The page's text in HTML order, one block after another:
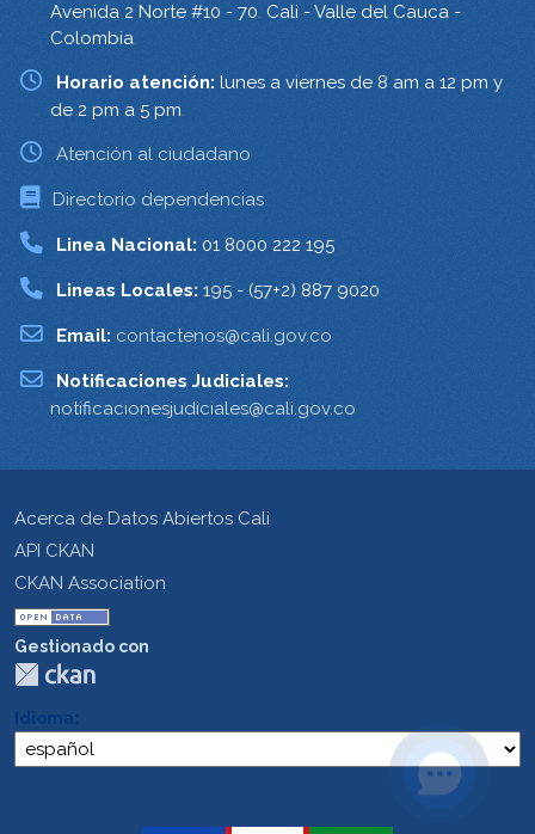
Avenida 2 Norte #10 - 70. Cali - Valle del Cauca -
Colombia.
Horario atención: lunes a viernes de 8 am a 12 pm y
de 2 pm a 5 pm.
Atención al ciudadano
Directorio dependencias
Linea Nacional: 01 8000 222 195
Lineas Locales: 195 - (57+2) 887 9020
Email: contactenos@cali.gov.co
Notificaciones Judiciales:
notificacionesjudiciales@cali.gov.co
Acerca de Datos Abiertos Cali
API CKAN
CKAN Association
Gestionado con